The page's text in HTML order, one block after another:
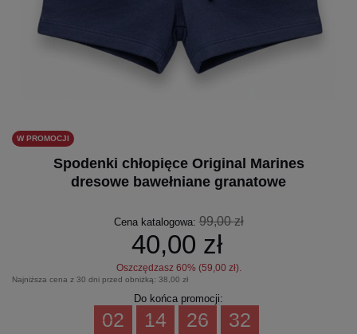
W PROMOCJI
Spodenki chłopięce Original Marines
dresowe bawełniane granatowe
Cena katalogowa:99,00 zł
40,00 zł
Oszczędzasz 60% (59,00 zł).
Najniższa cena z 30 dni przed obniżką: 38,00 zł
Do końca promocji:
02 14 26 32